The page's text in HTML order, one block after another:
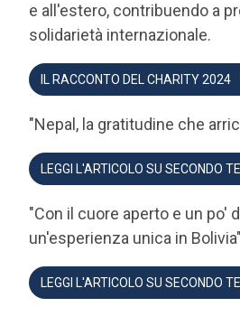
IL RACCONTO DEL CHARITY 2024
"Nepal, la gratitudine che
LEGGI L'ARTICOLO SU SECONDO
"Con il cuore aperto e un po'
LEGGI L'ARTICOLO SU SECONDO